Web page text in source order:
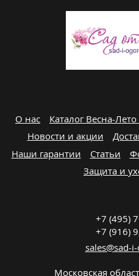
О нас Каталог Весна-
Новости и акции
Наши гарантии
Статьи
Защита и
+7 (495)
+7 (916)
sales@sad-
Московская